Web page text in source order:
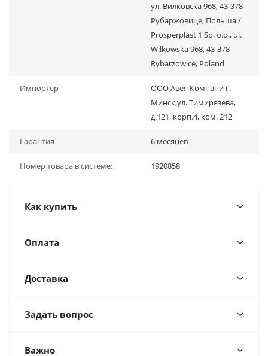
ул. Вилковска 968, 43-378
Рубаржовице, Польша /
Prosperplast 1 Sp. o.o., ul.
Wilkowska 968, 43-378
Rybarzowice, Poland
Импортер
ООО Авея Компани г.
Минск,ул. Тимирязева,
д.121, корп.4, ком. 212
Гарантия 6 месяцев
Номер товара в системе: 1920858
Как купить
Оплата
Доставка
Задать вопрос
Важно